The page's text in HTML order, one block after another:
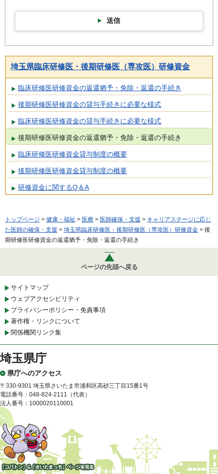
送信
埼玉県臨床研修医・後期研修医（専攻医）研修資金
臨床研修医研修資金の返還猶予・免除・返還の手続き
後期研修医研修資金の貸与手続きに必要な様式
臨床研修医研修資金の貸与手続きに必要な様式
後期研修医研修資金の返還猶予・免除・返還の手続き
臨床研修医研修資金貸与制度の概要
後期研修医研修資金貸与制度の概要
研修資金に関するQ＆A
トップページ > 健康・福祉 > 医療 > 医師確保・支援 > キャリアステージに応じ
た医師の確保・支援 > 埼玉県臨床研修医・後期研修医（専攻医）研修資金 > 後
期研修医研修資金の返還猶予・免除・返還の手続き
ページの先頭へ戻る
サイトマップ
ウェブアクセシビリティ
プライバシーポリシー・免責事項
著作権・リンクについて
関係機関リンク集
埼玉県庁
県庁へのアクセス
〒330-9301 埼玉県さいたま市浦和区高砂三丁目15番1号
電話番号：048-824-2111（代表）
法人番号：1000020110001
「コバトン」&「さいたまっ